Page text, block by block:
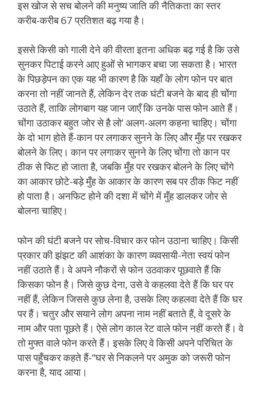
इस खोज से सच बोलने की मनुष्य जाति की नैतिकता का स्तर
करीब-करीब 67 प्रतिशत बढ़ गया है।
इससे किसी को गाली देने की वीरता इतना अधिक बढ़ गई है कि उसे
सुनकर पिटाई करने आए हुओं से भागकर बचा जा सकता है। भारत
के पिछड़ेपन का एक यह भी कारण है कि यहाँ के लोग फोन पर बात
करना तो नहीं जानते हैं, लेकिन देर तक घंटी बजने के बाद ही चोंगा
उठाते हैं, ताकि लोगबाग यह जान जाएँ कि उनके पास फोन आते हैं।
चोंगा उठाकर बहुत जोर से है लो’ अलग-अलग कहना चाहिए। चोंगा
के दो भाग होते हैं-कान पर लगाकर सुनने के लिए और मुँह पर रखकर
बोलने के लिए। कान पर लगाकर सुनने के लिए चोंगा तो कान पर
ठीक से फिट हो जाता है, जबकि मुँह पर रखकर बोलने के लिए चोंगे
का आकार छोटे-बड़े मुँह के आकार के कारण सब पर ठीक फिट नहीं
हो पाता है। अनफिट होने की दशा में चोंगे में मुँह डालकर जोर से
बोलना चाहिए।
फोन की घंटी बजने पर सोच-विचार कर फोन उठाना चाहिए। किसी
प्रकार की झंझट की आशंका के कारण व्यवसायी-नेता स्वयं फोन
नहीं उठाते हैं। वे अपने नौकरों से फोन उठवाकर पूछवाते हैं कि
किसका फोन है। जिसे कुछ देना, उसे वे कहलवा देते हैं कि घर पर
नहीं हैं, लेकिन जिससे कुछ लेना है, उसके लिए कहलवा देते हैं कि घर
पर हैं। चतुर और सयाने लोग अपना नाम नहीं बताते हैं, वे दूसरे के
नाम और पता पूछते हैं। ऐसे लोग काल रेट वाले फोन नहीं करते हैं। वे
तो मुफ्त वाले फोन करते हैं। इसके लिए वे किसी अपने परिचित के
पास पहुँचकर कहते हैं-“घर से निकलने पर अमुक को जरूरी फोन
करना है, याद आया।